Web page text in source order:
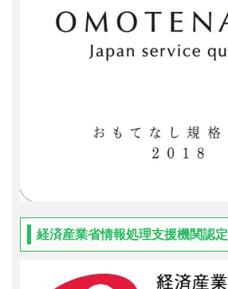
経済産業省情報処理支援機関認定